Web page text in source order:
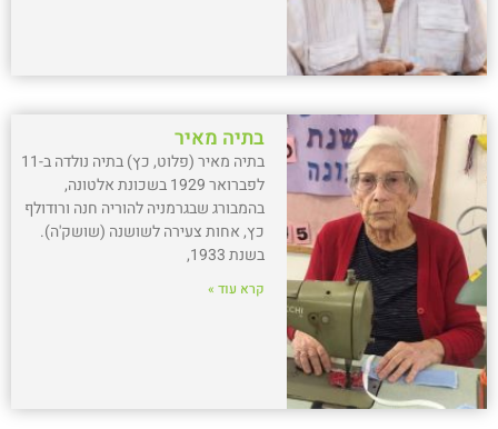
בתיה מאיר
בתיה מאיר (פלוט, כץ) בתיה נולדה ב-11
לפברואר 1929 בשכונת אלטונה,
בהמבורג שבגרמניה להוריה חנה ורודולף
כץ, אחות צעירה לשושנה (שושק'ה).
בשנת 1933,
קרא עוד »